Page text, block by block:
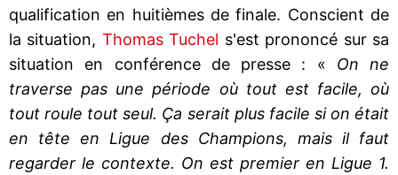
qualification en huitièmes de finale. Conscient de
la situation, Thomas Tuchel s'est prononcé sur sa
situation en conférence de presse : « On ne
traverse pas une période où tout est facile, où
tout roule tout seul. Ça serait plus facile si on était
en tête en Ligue des Champions, mais il faut
regarder le contexte. On est premier en Ligue 1.